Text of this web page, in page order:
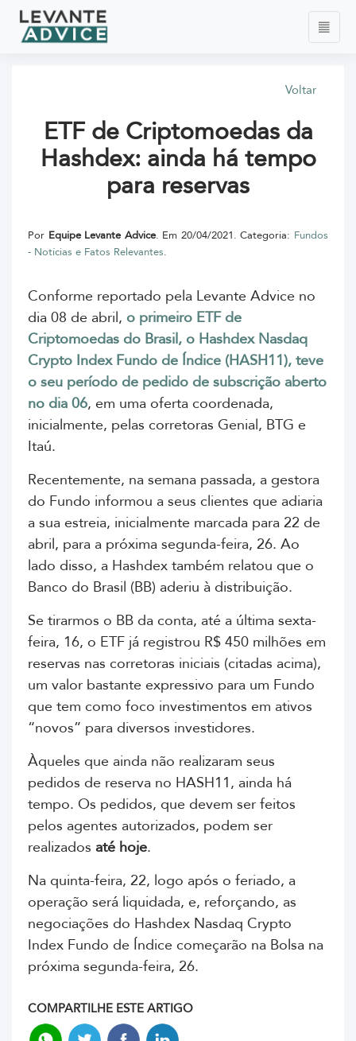
Voltar
ETF de Criptomoedas da
Hashdex: ainda há tempo
para reservas
Por Equipe Levante Advice. Em 20/04/2021. Categoria: Fundos
- Notícias e Fatos Relevantes.
Conforme reportado pela Levante Advice no
dia 08 de abril, o primeiro ETF de
Criptomoedas do Brasil, o Hashdex Nasdaq
Crypto Index Fundo de Índice (HASH11), teve
o seu período de pedido de subscrição aberto
no dia 06, em uma oferta coordenada,
inicialmente, pelas corretoras Genial, BTG e
Itaú.
Recentemente, na semana passada, a gestora
do Fundo informou a seus clientes que adiaria
a sua estreia, inicialmente marcada para 22 de
abril, para a próxima segunda-feira, 26. Ao
lado disso, a Hashdex também relatou que o
Banco do Brasil (BB) aderiu à distribuição.
Se tirarmos o BB da conta, até a última sexta-
feira, 16, o ETF já registrou R$ 450 milhões em
reservas nas corretoras iniciais (citadas acima),
um valor bastante expressivo para um Fundo
que tem como foco investimentos em ativos
“novos” para diversos investidores.
Àqueles que ainda não realizaram seus
pedidos de reserva no HASH11, ainda há
tempo. Os pedidos, que devem ser feitos
pelos agentes autorizados, podem ser
realizados até hoje.
Na quinta-feira, 22, logo após o feriado, a
operação será liquidada, e, reforçando, as
negociações do Hashdex Nasdaq Crypto
Index Fundo de Índice começarão na Bolsa na
próxima segunda-feira, 26.
COMPARTILHE ESTE ARTIGO